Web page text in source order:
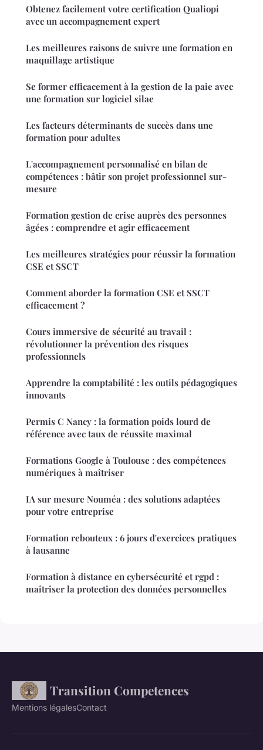
Obtenez facilement votre certification Qualiopi
avec un accompagnement expert
Les meilleures raisons de suivre une formation en
maquillage artistique
Se former efficacement à la gestion de la paie avec
une formation sur logiciel silae
Les facteurs déterminants de succès dans une
formation pour adultes
L'accompagnement personnalisé en bilan de
compétences : bâtir son projet professionnel sur-
mesure
Formation gestion de crise auprès des personnes
âgées : comprendre et agir efficacement
Les meilleures stratégies pour réussir la formation
CSE et SSCT
Comment aborder la formation CSE et SSCT
efficacement ?
Cours immersive de sécurité au travail :
révolutionner la prévention des risques
professionnels
Apprendre la comptabilité : les outils pédagogiques
innovants
Permis C Nancy : la formation poids lourd de
référence avec taux de réussite maximal
Formations Google à Toulouse : des compétences
numériques à maîtriser
IA sur mesure Nouméa : des solutions adaptées
pour votre entreprise
Formation rebouteux : 6 jours d'exercices pratiques
à lausanne
Formation à distance en cybersécurité et rgpd :
maîtriser la protection des données personnelles
Transition Competences
Mentions légalesContact